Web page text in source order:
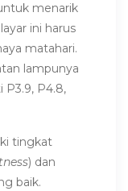
menarik
ini harus
matahari.
lampunya
P4.8,
tingkat
) dan
baik.